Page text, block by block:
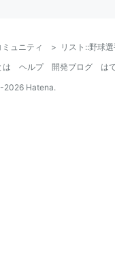
手/か行
球選手/さ行
選手/た行
ミュニティ >
リスト::野球
は
ヘルプ 開発ブログ
は
2026 Hatena.